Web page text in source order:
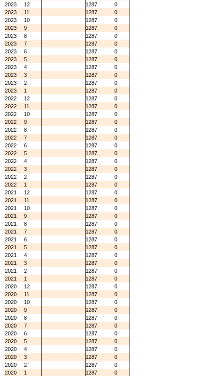
2023
12 1287
0
2023
11 1287
0
2023
10 1287
0
2023
9 1287
0
2023
8 1287
0
2023
7 1287
0
2023
6 1287
0
2023
5 1287
0
2023
4 1287
0
2023
3 1287
0
2023
2 1287
0
2023
1 1287
0
2022
12 1287
0
2022
11 1287
0
2022
10 1287
0
2022
9 1287
0
2022
8 1287
0
2022
7 1287
0
2022
6 1287
0
2022
5 1287
0
2022
4 1287
0
2022
3 1287
0
2022
2 1287
0
2022
1 1287
0
2021
12 1287
0
2021
11 1287
0
2021
10 1287
0
2021
9 1287
0
2021
8 1287
0
2021
7 1287
0
2021
6 1287
0
2021
5 1287
0
2021
4 1287
0
2021
3 1287
0
2021
2 1287
0
2021
1 1287
0
2020
12 1287
0
2020
11 1287
0
2020
10 1287
0
2020
9 1287
0
2020
8 1287
0
2020
7 1287
0
2020
6 1287
0
2020
5 1287
0
2020
4 1287
0
2020
3 1287
0
2020
2 1287
0
2020
1 1287
0